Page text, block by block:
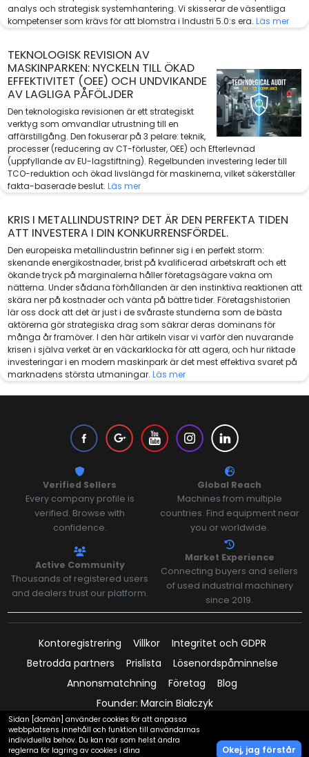
analys och strategisk systemhantering. Vi skisserar de väsentliga
kompetenser som krävs för att blomstra i Industri 5.0:s era. Läs mer
TEKNOLOGISK REVISION AV
MASKINPARKEN: NYCKELN TILL ÖKAD
EFFEKTIVITET (OEE) OCH UNDVIKANDE
AV LAGLIGA PÅFÖLJDER
Den teknologiska revisionen är ett strategiskt
verktyg som omvandlar utrustning till en
affärstillgång. Den fokuserar på 3 pelare: teknik,
processer (reducering av CT-förluster, OEE) och Efterlevnad
(uppfyllande av EU-lagstiftning). Regelbunden investering leder till
TCO-reduktion och ökad livslängd för maskinerna, vilket säkerställer
fakta-baserade beslut. Läs mer
KRIS I METALLINDUSTRIN? DET ÄR DEN PERFEKTA TIDEN
ATT INVESTERA I DIN KONKURRENSFÖRDEL.
Den europeiska metallindustrin befinner sig i en perfekt storm:
skenande energikostnader, brist på kvalificerad arbetskraft och ett
ökande tryck på marginalerna håller företagsägare vakna om
nätterna. Under sådana förhållanden är den instinktiva reaktionen att
skära ner på kostnader och vänta på bättre tider. Företagshistorien
lär oss dock att det är just i de svåraste stunderna som de bästa
aktörerna gör strategiska drag som säkrar deras dominans för
många år framöver. I den här artikeln visar vi varför den nuvarande
krisen i själva verket är en väckarklocka för att agera, och hur riktade
investeringar i en modern maskinpark är det mest effektiva svaret på
marknadens största utmaningar. Läs mer
Verified Sellers
Every company profile is
verified. Browse with
confidence.
Global Reach
Machines from multiple
countries. Find equipment near
you or worldwide.
Active Community
Thousands of registered users
and dealers trust our platform.
Market Experience
Connecting buyers and sellers
of used industrial machinery
since 2019.
Kontoregistrering Villkor
Integritet och GDPR
Betrodda partners
Prislista
Lösenordspåminnelse
Annonsmatchning
Företag
Blog
Founder: Marcin Białczyk
Betalningar stöds av:
Sidan [domän] använder cookies för att anpassa
webbplatsens innehåll och funktion till användarnas
individuella behov. Du kan när som helst ändra
reglerna för lagring av cookies i dina
Okej, jag förstår